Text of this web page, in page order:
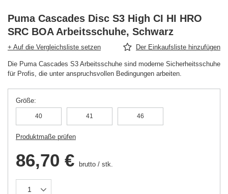
Puma Cascades Disc S3 High CI HI HRO
SRC BOA Arbeitsschuhe, Schwarz
+ Auf die Vergleichsliste setzen Der Einkaufsliste hinzufügen
Die Puma Cascades S3 Arbeitsschuhe sind moderne Sicherheitsschuhe
für Profis, die unter anspruchsvollen Bedingungen arbeiten.
Größe
40 41 46
Produktmaße prüfen
86,70 € brutto / stk.